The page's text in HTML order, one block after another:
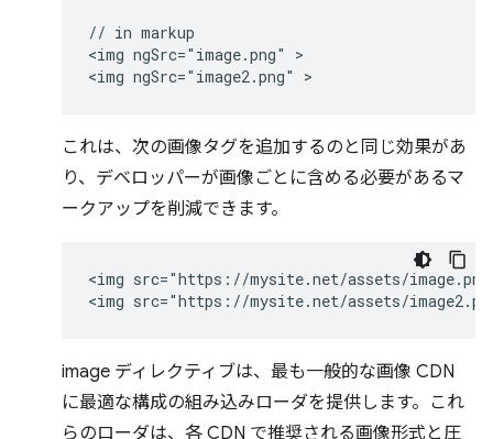
// in markup
<img ngSrc="image.png" >
これは、次の画像タグを追加するのと同じ効果があ
り、デベロッパーが画像ごとに含める必要があるマ
ークアップを削減できます。
<img src="https://mysite.net/assets/
image ディレクティブは、最も一般的な画像 CDN
に最適な構成の組み込みローダを提供します。これ
らのローダは、各 CDN で推奨される画像形式と圧